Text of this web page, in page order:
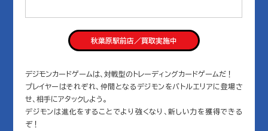
秋葉原駅前店／買取実施中
デジモンカードゲームは、対戦型のトレーディングカードゲームだ！
プレイヤーはそれぞれ、仲間となるデジモンをバトルエリアに登場さ
せ、相手にアタックしよう。
デジモンは進化をすることでより強くなり、新しい力を獲得できる
ぞ！